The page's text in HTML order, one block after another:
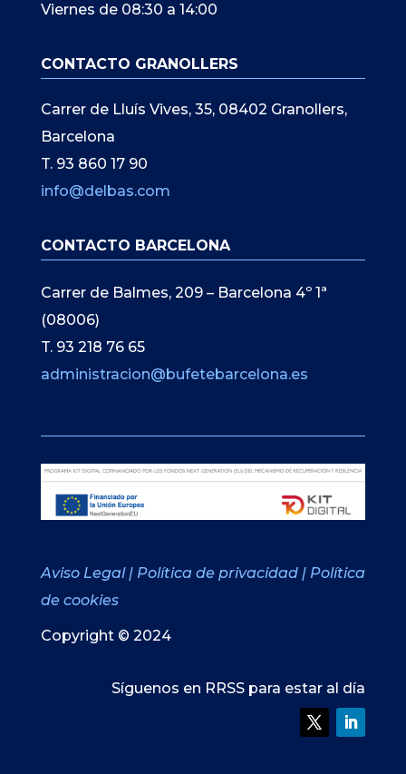
Viernes de 08:30 a 14:00
CONTACTO GRANOLLERS
Carrer de Lluís Vives, 35, 08402 Granollers,
Barcelona
T. 93 860 17 90
info@delbas.com
CONTACTO BARCELONA
Carrer de Balmes, 209 – Barcelona 4º 1ª
(08006)
T. 93 218 76 65
administracion@bufetebarcelona.es
Aviso Legal | Política de privacidad | Política
de cookies
Copyright © 2024
Síguenos en RRSS para estar al día